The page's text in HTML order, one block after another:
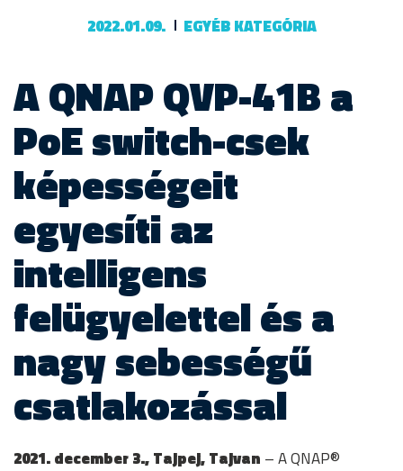
2022.01.09. EGYÉB KATEGÓRIA
A QNAP QVP-41B a
PoE switch-csek
képességeit
egyesíti az
intelligens
felügyelettel és a
nagy sebességű
csatlakozással
2021. december 3., Tajpej, Tajvan – A QNAP®